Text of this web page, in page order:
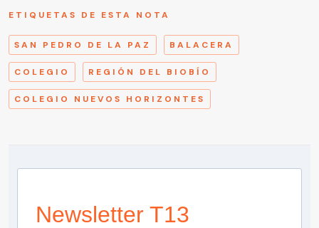
ETIQUETAS DE ESTA NOTA
SAN PEDRO DE LA PAZ BALACERA
COLEGIO REGIÓN DEL BIOBÍO
COLEGIO NUEVOS HORIZONTES
Newsletter T13